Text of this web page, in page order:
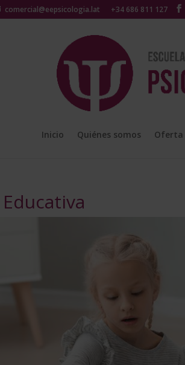
comercial@eepsicologia.lat +34 686 811 127
Inicio Quiénes somos Oferta